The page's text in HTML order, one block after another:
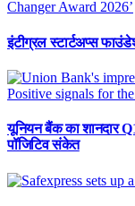
इंटीग्रल स्टार्टअप्स
यूनियन बैंक का शानदार
पॉजिटिव संकेत